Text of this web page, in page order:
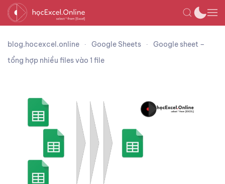
blog.hocexcel.online Google Sheets
Google sheet –
tổng hợp nhiều files vào 1 file